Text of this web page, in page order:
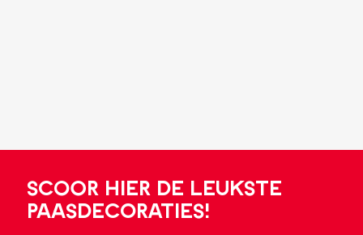
Scoor hier de leukste
paasdecoraties!